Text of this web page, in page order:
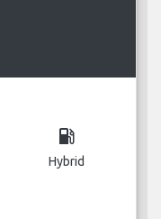
local_gas_station
Hybrid